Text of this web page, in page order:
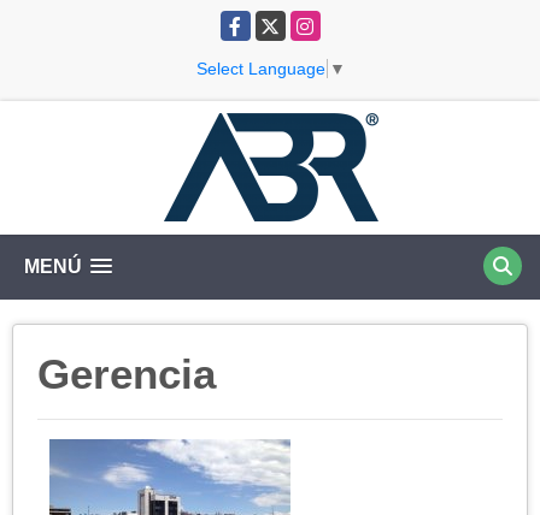
Facebook
X Instagram
Select Language ▼
MENÚ
Gerencia